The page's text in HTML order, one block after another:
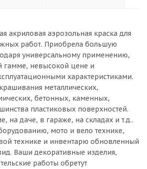
акриловая аэрозольная краска для
работ. Приобрела большую
универсальному применению,
гамме, невысокой цене и
характеристиками.
металлических,
бетонных, каменных,
пластиковых поверхностей.
на даче, в гараже, на складах и т.д..
мото и вело технике,
технике и инвентарю обновленный
Ваши декоративные изделия,
работы обретут